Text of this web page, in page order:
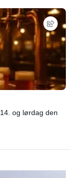
og lørdag den